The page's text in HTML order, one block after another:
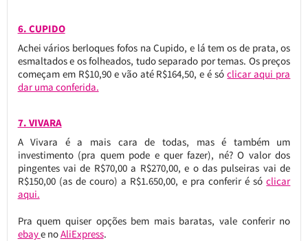
6. CUPIDO
Achei vários berloques fofos na Cupido, e lá tem os de prata, os
esmaltados e os folheados, tudo separado por temas. Os preços
começam em R$10,90 e vão até R$164,50, e é sóclicar aqui pra
dar uma conferida.
7. VIVARA
A Vivara é a mais cara de todas, mas é também um
investimento (pra quem pode e quer fazer), né? O valor dos
pingentes vai de R$70,00 a R$270,00, e o das pulseiras vai de
R$150,00 (as de couro) a R$1.650,00, e pra conferir é sóclicar
aqui.
Pra quem quiser opções bem mais baratas, vale conferir no
ebaye noAliExpress.